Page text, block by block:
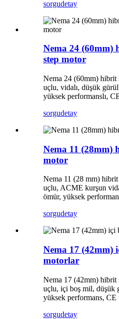
sorgudetay
Nema 24 (60mm)
step motor
Nema 24 (60mm) hibrit
uçlu, vidalı, düşük
yüksek performanslı,
sorgudetay
Nema 11 (28mm)
motor
Nema 11 (28 mm)
uçlu, ACME kurşun
ömür, yüksek
sorgudetay
Nema 17 (42mm)
motorlar
Nema 17 (42mm) hibrit
uçlu, içi boş mil, düşük
yüksek performans, CE
sorgudetay